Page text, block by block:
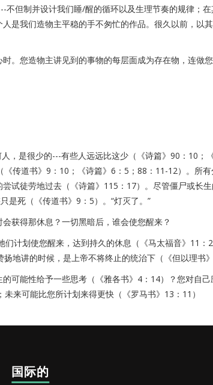
但制并设计我们睡/醒的循环以及生理节奏的规律；
是我们造物主平稳的手不匆忙的作品。很久以前，以
。您造物主讲见到的事物的每层面成为存在物，连做您
，是很少的---有些人远远比这少（《诗篇》90：10；
传道书》9：10；《诗篇》6：5；88：11-12）。所
试徒劳地过去（《诗篇》115：17）。尽管僵尸或长生
是死（《传道书》9：5）。“灯灭了。”
获得那休息？一切黑暗后，谁会使您醒来？
计划使您醒来，达到持久的休息（《马太福音》11：
地讲的时候，是上帝不将终止的统治下（《但以理书
可能性给予一些思考（《雅各书》4：14）？您对自己
来可能比您所计划来得更快（《罗马书》13：11）
国际的